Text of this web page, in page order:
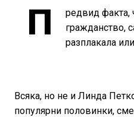
П
редвид факта,
гражданство,
разплакала
Всяка, но не и Линда
популярни половинки,